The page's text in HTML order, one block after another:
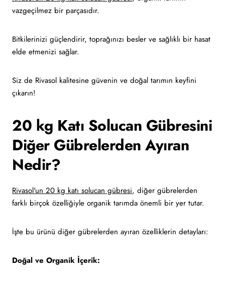
vazgeçilmez bir parçasıdır.
Bitkilerinizi güçlendirir, toprağınızı besler ve sağlıklı bir hasat
elde etmenizi sağlar.
Siz de Rivasol kalitesine güvenin ve doğal tarımın keyfini
çıkarın!
20 kg Katı Solucan Gübresini
Diğer Gübrelerden Ayıran
Nedir?
Rivasol'un 20 kg katı solucan gübresi, diğer gübrelerden
farklı birçok özelliğiyle organik tarımda önemli bir yer tutar.
İşte bu ürünü diğer gübrelerden ayıran özelliklerin detayları:
Doğal ve Organik İçerik: